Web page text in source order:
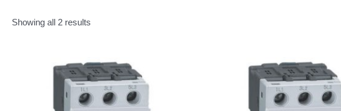
Showing all 2 results